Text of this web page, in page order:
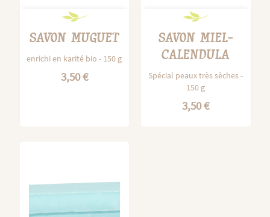
SAVON MUGUET
enrichi en karité bio - 150 g
3,50 €
SAVON MIEL-
CALENDULA
Spécial peaux très sèches -
150 g
3,50 €